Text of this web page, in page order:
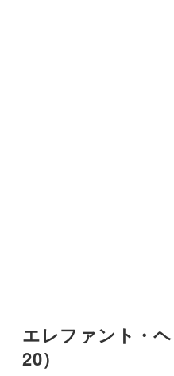
エレファント・
20）